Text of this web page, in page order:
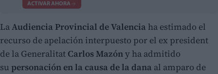
ACTIVAR AHORA
LaAudiencia Provincial de Valencia ha estimado el
recurso de apelación interpuesto por el ex president
de la Generalitat Carlos Mazóny ha admitido
su personación en la causa de la dana al amparo de